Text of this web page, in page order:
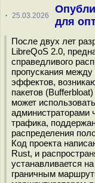
· 25.03.2026
для
После двух лет
LibreQoS 2.0,
справедливого
пропускания
эффектов,
пакетов
может
администраторами
трафика,
распределения
Код проекта
Rust, и
устанавливается
граничным